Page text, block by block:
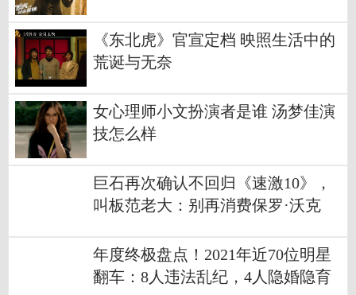
《东北虎》官宣定档 映照生活中的
荒诞与无奈
女心理师小文扮演者是谁 汤梦佳演
技怎么样
巨石再次确认不回归《速激10》，
叫板范老大：别再消费保罗·沃克
年度终极盘点！2021年近70位明星
翻车：8人违法乱纪，4人隐婚隐育